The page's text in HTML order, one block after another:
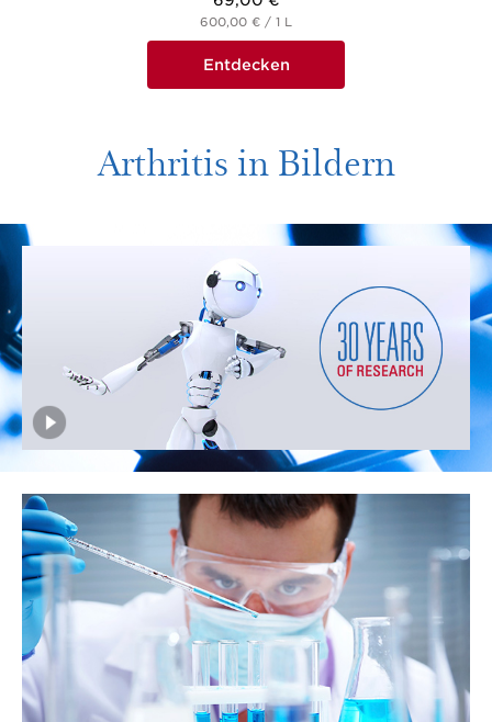
600,00 € / 1 L
Entdecken
Arthritis in Bildern